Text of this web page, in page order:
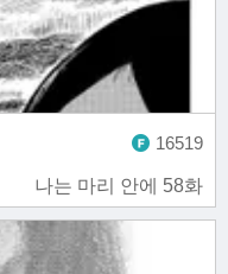
나는 마리 안에 58화
16519